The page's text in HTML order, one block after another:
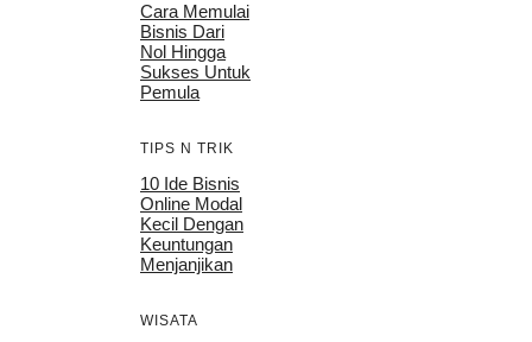
Cara Memulai
Bisnis Dari
Nol Hingga
Sukses Untuk
Pemula
TIPS N TRIK
10 Ide Bisnis
Online Modal
Kecil Dengan
Keuntungan
Menjanjikan
WISATA